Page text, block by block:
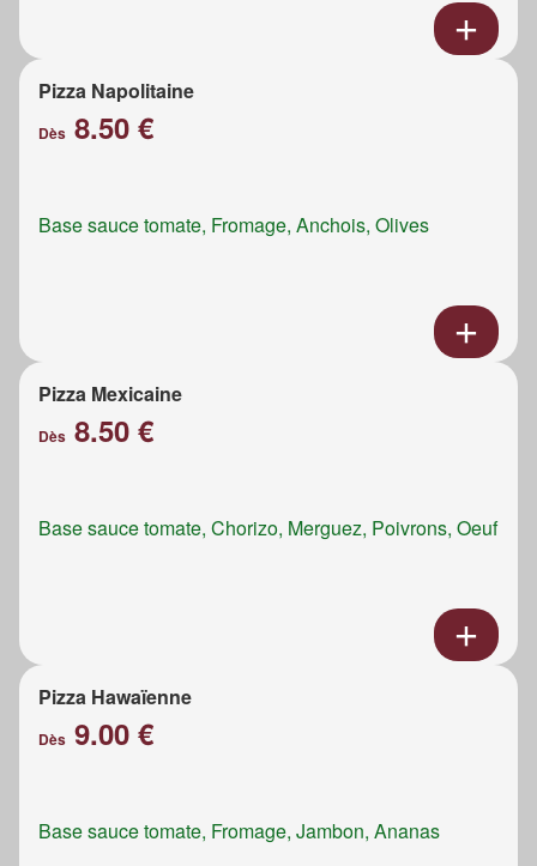
Pizza Napolitaine
Dès 8.50 €
Base sauce tomate, Fromage, Anchois, Olives
Pizza Mexicaine
Dès 8.50 €
Base sauce tomate, Chorizo, Merguez, Poivrons, Oeuf
Pizza Hawaïenne
Dès 9.00 €
Base sauce tomate, Fromage, Jambon, Ananas